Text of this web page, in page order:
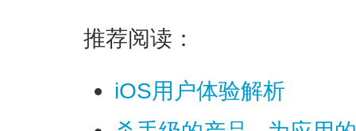
推荐阅读：
iOS用户体验解析